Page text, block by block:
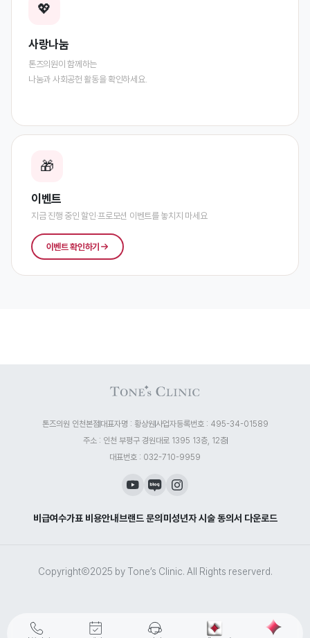
💖
사랑나눔
톤즈의원이 함께하는
나눔과 사회공헌 활동을 확인하세요.
🎁
이벤트
지금 진행 중인 할인·프로모션 이벤트를 놓치지 마세요
이벤트 확인하기
톤즈의원 인천본점 대표자명 : 황상원사업자등록번호 : 495-34-01589
주소 : 인천 부평구 경원대로 1395 13층, 12층
대표번호 : 032-710-9959
비급여수가표 비용안내브랜드 문의 미성년자 시술 동의서 다운로드
CopyrightⒸ2025 by Tone’s Clinic. All Rights reserverd.